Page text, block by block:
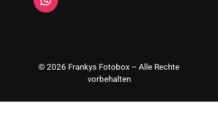
© 2026 Frankys Fotobox – Alle Rechte
vorbehalten